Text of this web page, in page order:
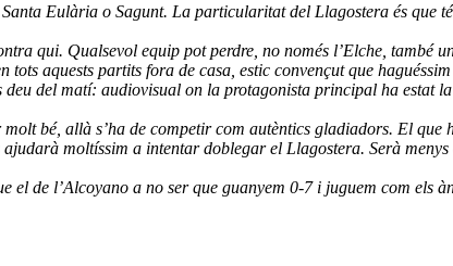
Eulària o Sagunt. La particularitat del Llagostera és
qui. Qualsevol equip pot perdre, no només l’Elche, també
tots aquests partits fora de casa, estic convençut que
deu del matí: audiovisual on la protagonista principal ha
bé, allà s’ha de competir com autèntics gladiadors. El
ajudarà moltíssim a intentar doblegar el Llagostera. Serà
el de l’Alcoyano a no ser que guanyem 0-7 i juguem com els